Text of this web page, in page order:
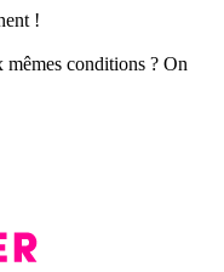
!
conditions ? On